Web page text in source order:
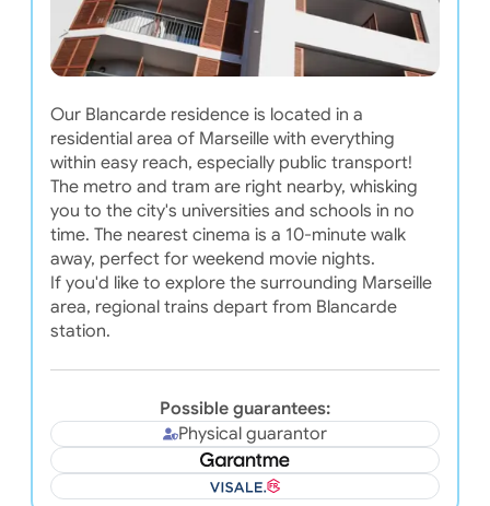
Our Blancarde residence is located in a
residential area of Marseille with everything
within easy reach, especially public transport!
The metro and tram are right nearby, whisking
you to the city's universities and schools in no
time. The nearest cinema is a 10-minute walk
away, perfect for weekend movie nights.
If you'd like to explore the surrounding Marseille
area, regional trains depart from Blancarde
station.
Possible guarantees:
Physical guarantor